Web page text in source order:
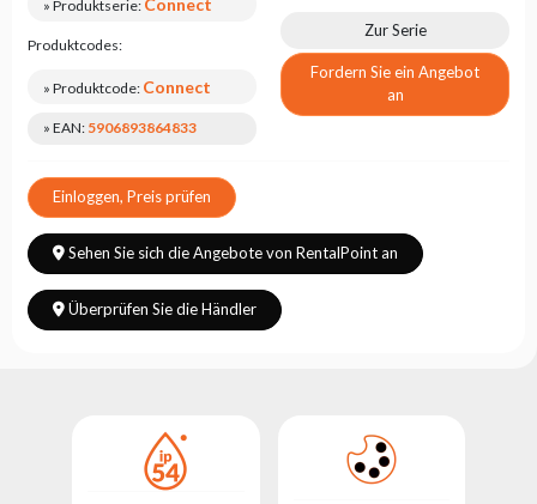
» Produktserie: Connect
Produktcodes:
» Produktcode: Connect
» EAN: 5906893864833
Zur Serie
Fordern Sie ein Angebot
an
Einloggen, Preis prüfen
Sehen Sie sich die Angebote von RentalPoint an
Überprüfen Sie die Händler